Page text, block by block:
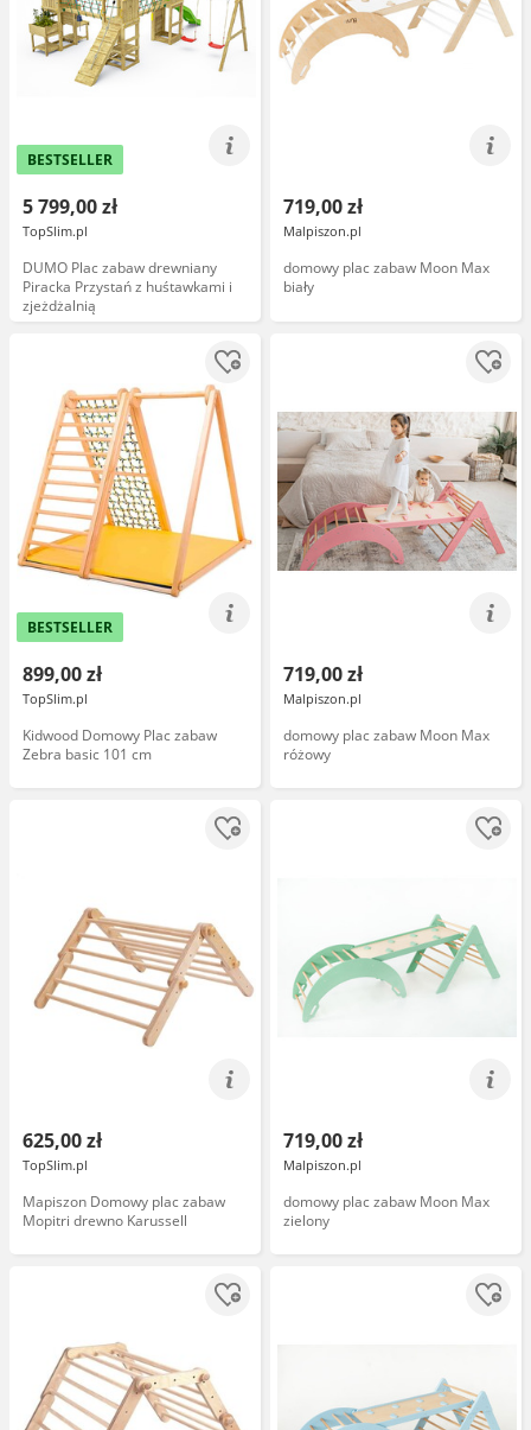
BESTSELLER
5 799,00 zł
TopSlim.pl
DUMO Plac zabaw drewniany
Piracka Przystań z huśtawkami i
zjeżdżalnią
719,00 zł
Malpiszon.pl
domowy plac zabaw Moon Max
biały
BESTSELLER
899,00 zł
TopSlim.pl
Kidwood Domowy Plac zabaw
Zebra basic 101 cm
719,00 zł
Malpiszon.pl
domowy plac zabaw Moon Max
różowy
625,00 zł
TopSlim.pl
Mapiszon Domowy plac zabaw
Mopitri drewno Karussell
719,00 zł
Malpiszon.pl
domowy plac zabaw Moon Max
zielony